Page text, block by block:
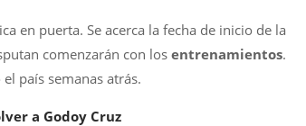
en puerta. Se acerca la fecha de inicio de la
comenzarán con los entrenamientos.
país semanas atrás.
a Godoy Cruz